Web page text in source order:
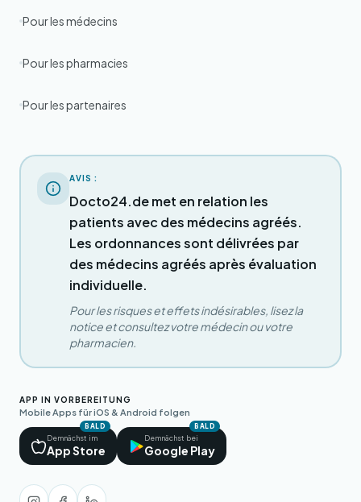
Pour les médecins
Pour les pharmacies
Pour les partenaires
AVIS :
Docto24.de met en relation les
patients avec des médecins agréés.
Les ordonnances sont délivrées par
des médecins agréés après évaluation
individuelle.
Pour les risques et effets indésirables, lisez la
notice et consultez votre médecin ou votre
pharmacien.
APP IN VORBEREITUNG
Mobile Apps für iOS & Android folgen
BALD
Demnächst im
App Store
BALD
Demnächst bei
Google Play